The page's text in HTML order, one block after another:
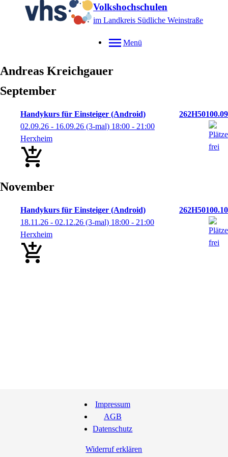
Volkshochschulen
im Landkreis Südliche Weinstraße
Menü
Andreas Kreichgauer
September
Handykurs für Einsteiger (Android)
262H50100.09
02.09.26 - 16.09.26 (3-mal) 18:00 - 21:00
Herxheim
November
Handykurs für Einsteiger (Android)
262H50100.10
18.11.26 - 02.12.26 (3-mal) 18:00 - 21:00
Herxheim
Impressum
AGB
Datenschutz
Widerruf erklären